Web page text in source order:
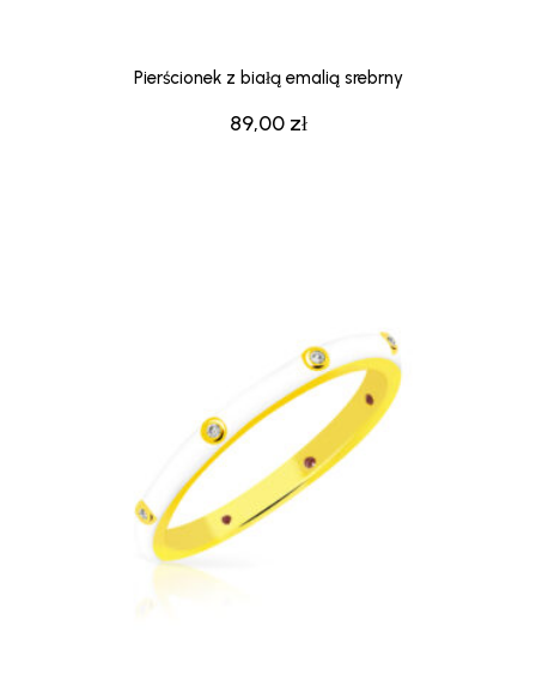
89,00 zł
Pierścionek z białą emalią srebrny